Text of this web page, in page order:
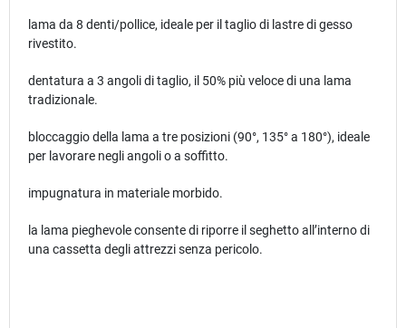
lama da 8 denti/pollice, ideale per il taglio di lastre di gesso
rivestito.
dentatura a 3 angoli di taglio, il 50% più veloce di una lama
tradizionale.
bloccaggio della lama a tre posizioni (90°, 135° a 180°), ideale
per lavorare negli angoli o a soffitto.
impugnatura in materiale morbido.
la lama pieghevole consente di riporre il seghetto all’interno di
una cassetta degli attrezzi senza pericolo.